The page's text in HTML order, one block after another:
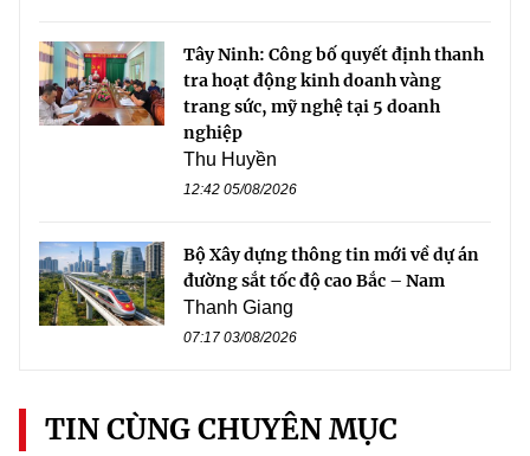
Tây Ninh: Công bố quyết định thanh
tra hoạt động kinh doanh vàng
trang sức, mỹ nghệ tại 5 doanh
nghiệp
Thu Huyền
12:42 05/08/2026
Bộ Xây dựng thông tin mới về dự án
đường sắt tốc độ cao Bắc – Nam
Thanh Giang
07:17 03/08/2026
TIN CÙNG CHUYÊN MỤC